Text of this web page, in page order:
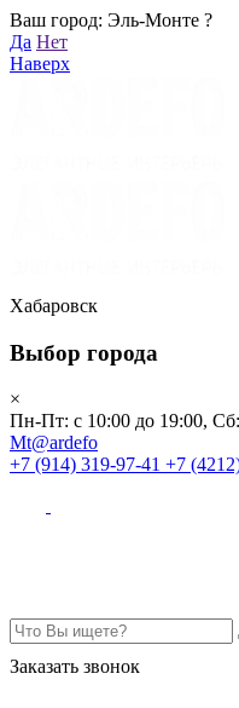
Ваш город: Эль-Монте ?
Да Нет
Наверх
Хабаровск
Выбор города
×
Пн-Пт: с 10:00 до 19:00,
Mt@ardefo
+7 (914) 319-97-41 +7
Заказать звонок
Бренды
Клиентам
О компании
Хабаровск
Пн-Пт: с 10:00 до 19:00, Сб:
Mt@ardefo